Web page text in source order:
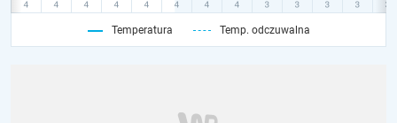
Temperatura Temp. odczuwalna